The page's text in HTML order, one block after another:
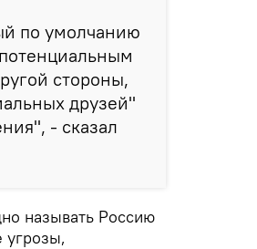
по умолчанию
стороны,
друзей"
- сказал
называть Россию
угрозы,